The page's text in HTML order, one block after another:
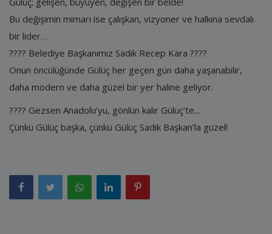
Bu değişimin mimarı ise çalışkan, vizyoner ve halkına sevdalı
bir lider…
???? Belediye Başkanımız Sadık Recep Kara ????
Onun öncülüğünde Gülüç her geçen gün daha yaşanabilir,
daha modern ve daha güzel bir yer haline geliyor.
???? Gezsen Anadolu’yu, gönlün kalır Gülüç’te...
Çünkü Gülüç başka, çünkü Gülüç Sadık Başkan’la güzel!